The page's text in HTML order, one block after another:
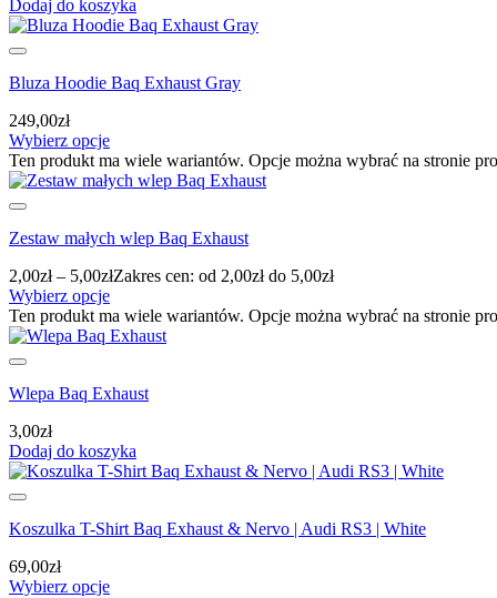
Dodaj do koszyka
Bluza Hoodie Baq Exhaust Gray
249,00zł
Wybierz opcje
Ten produkt ma wiele wariantów. Opcje można wybrać na stronie
Zestaw małych wlep Baq Exhaust
2,00zł – 5,00złZakres cen: od 2,00zł do 5,00zł
Wybierz opcje
Ten produkt ma wiele wariantów. Opcje można wybrać na stronie
Wlepa Baq Exhaust
3,00zł
Dodaj do koszyka
Koszulka T-Shirt Baq Exhaust & Nervo | Audi RS3 | White
69,00zł
Wybierz opcje